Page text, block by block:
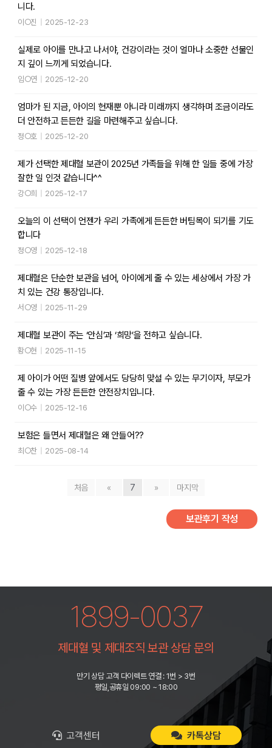
니다.
이○진 2025-12-23
실제로 아이를 만나고 나서야, 건강이라는 것이 얼마나 소중한 선물인
지 깊이 느끼게 되었습니다.
임○연 2025-12-20
엄마가 된 지금, 아이의 현재뿐 아니라 미래까지 생각하며 조금이라도
더 안전하고 든든한 길을 마련해주고 싶습니다.
정○호 2025-12-20
제가 선택한 제대혈 보관이 2025년 가족들을 위해 한 일들 중에 가장
잘한 일 인것 같습니다^^
강○희 2025-12-17
오늘의 이 선택이 언젠가 우리 가족에게 든든한 버팀목이 되기를 기도
합니다
정○영 2025-12-18
제대혈은 단순한 보관을 넘어, 아이에게 줄 수 있는 세상에서 가장 가
치 있는 건강 통장입니다.
서○영 2025-11-29
제대혈 보관이 주는 ‘안심’과 ‘희망’을 전하고 싶습니다.
황○현 2025-11-15
제 아이가 어떤 질병 앞에서도 당당히 맞설 수 있는 무기이자, 부모가
줄 수 있는 가장 든든한 안전장치입니다.
이○수 2025-12-16
보험은 들면서 제대혈은 왜 안들어??
최○찬 2025-08-14
처음 « 7 » 마지막
보관후기 작성
1899-0037
제대혈 및 제대조직 보관 상담 문의
만기 상담 고객 다이렉트 연결 : 1번 > 3번
평일,공휴일 09:00 ~ 18:00
고객센터 카톡상담